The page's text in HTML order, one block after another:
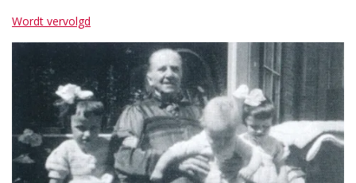
Wordt vervolgd